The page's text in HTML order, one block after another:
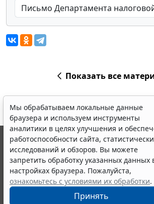
Показать все
Мы обрабатываем локальные данные
браузера и используем инструменты
аналитики в целях улучшения и
работоспособности сайта,
исследований и обзоров. Вы можете
запретить обработку указанных данных
настройках браузера. Пожалуйста,
ознакомьтесь с условиями их обработки.
Принять
© ООО "НПП "ГАРАНТ-СЕРВИС", 2026.
выпускается с 1990 года. Компания
являются участниками Российской
информации ГАРАНТ.
Портал ГАРАНТ.РУ зарегистрирован в
издания Федеральной службой по